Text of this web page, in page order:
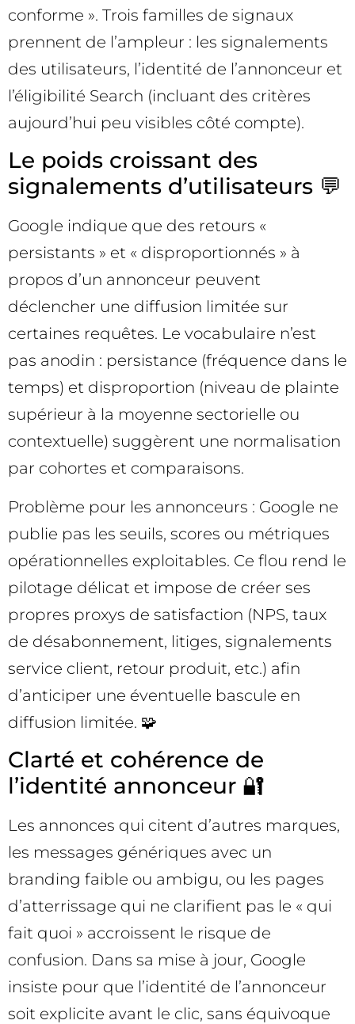
conforme ». Trois familles de signaux
prennent de l’ampleur : les signalements
des utilisateurs, l’identité de l’annonceur et
l’éligibilité Search (incluant des critères
aujourd’hui peu visibles côté compte).
Le poids croissant des
signalements d’utilisateurs 💬
Google indique que des retours «
persistants » et « disproportionnés » à
propos d’un annonceur peuvent
déclencher une diffusion limitée sur
certaines requêtes. Le vocabulaire n’est
pas anodin : persistance (fréquence dans le
temps) et disproportion (niveau de plainte
supérieur à la moyenne sectorielle ou
contextuelle) suggèrent une normalisation
par cohortes et comparaisons.
Problème pour les annonceurs : Google ne
publie pas les seuils, scores ou métriques
opérationnelles exploitables. Ce flou rend le
pilotage délicat et impose de créer ses
propres proxys de satisfaction (NPS, taux
de désabonnement, litiges, signalements
service client, retour produit, etc.) afin
d’anticiper une éventuelle bascule en
diffusion limitée. 🧩
Clarté et cohérence de
l’identité annonceur 🔐
Les annonces qui citent d’autres marques,
les messages génériques avec un
branding faible ou ambigu, ou les pages
d’atterrissage qui ne clarifient pas le « qui
fait quoi » accroissent le risque de
confusion. Dans sa mise à jour, Google
insiste pour que l’identité de l’annonceur
soit explicite avant le clic, sans équivoque